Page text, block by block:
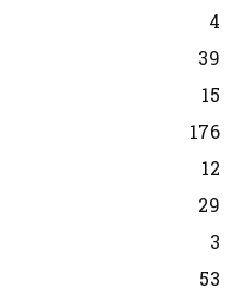
4
39
15
176
12
29
3
53